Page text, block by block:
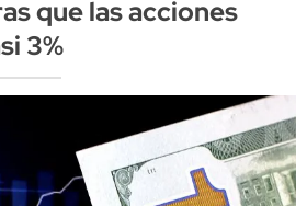
que las acciones
3%